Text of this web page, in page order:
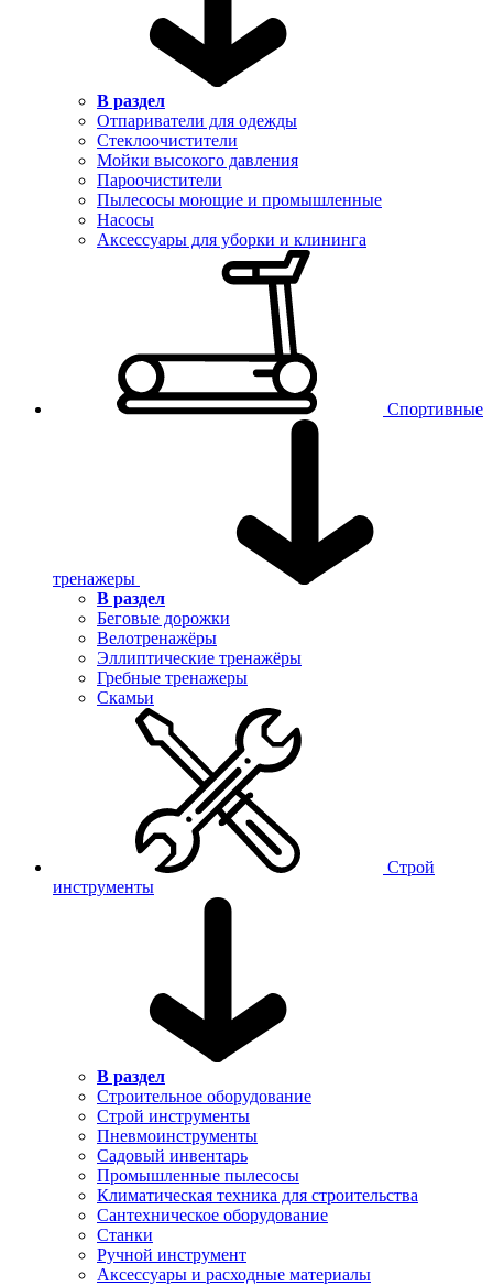
В раздел
Отпариватели для одежды
Стеклоочистители
Мойки высокого давления
Пароочистители
Пылесосы моющие и промышленные
Насосы
Аксессуары для уборки и клининга
Спортивные
тренажеры
В раздел
Беговые дорожки
Велотренажёры
Эллиптические тренажёры
Гребные тренажеры
Скамьи
Строй
инструменты
В раздел
Строительное оборудование
Строй инструменты
Пневмоинструменты
Садовый инвентарь
Промышленные пылесосы
Климатическая техника для строительства
Сантехническое оборудование
Станки
Ручной инструмент
Аксессуары и расходные материалы